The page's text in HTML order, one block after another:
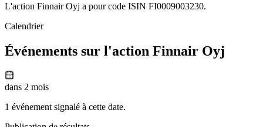
L'action Finnair Oyj a pour code ISIN FI0009003230.
Calendrier
Événements sur l'action Finnair Oyj
dans 2 mois
1 événement signalé à cette date.